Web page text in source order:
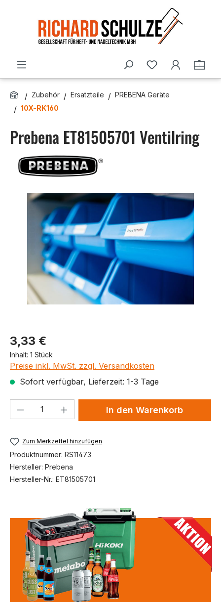
Du hast 0
Zubehör Ersatzteile
PREBENA Geräte
10X-RK160
Prebena ET81505701 Ventilring
Bildergalerie überspringen
Produktpreis
3,33 €
Inhalt: 1 Stück
Preise inkl. MwSt. zzgl. Versandkosten
Sofort verfügbar, Lieferzeit: 1-3 Tage
Produkt Anzahl: Gib denIn den Warenkorb
Zum Merkzettel hinzufügen
Produktnummer: RS11473
Hersteller: Prebena
Hersteller-Nr.: ET81505701